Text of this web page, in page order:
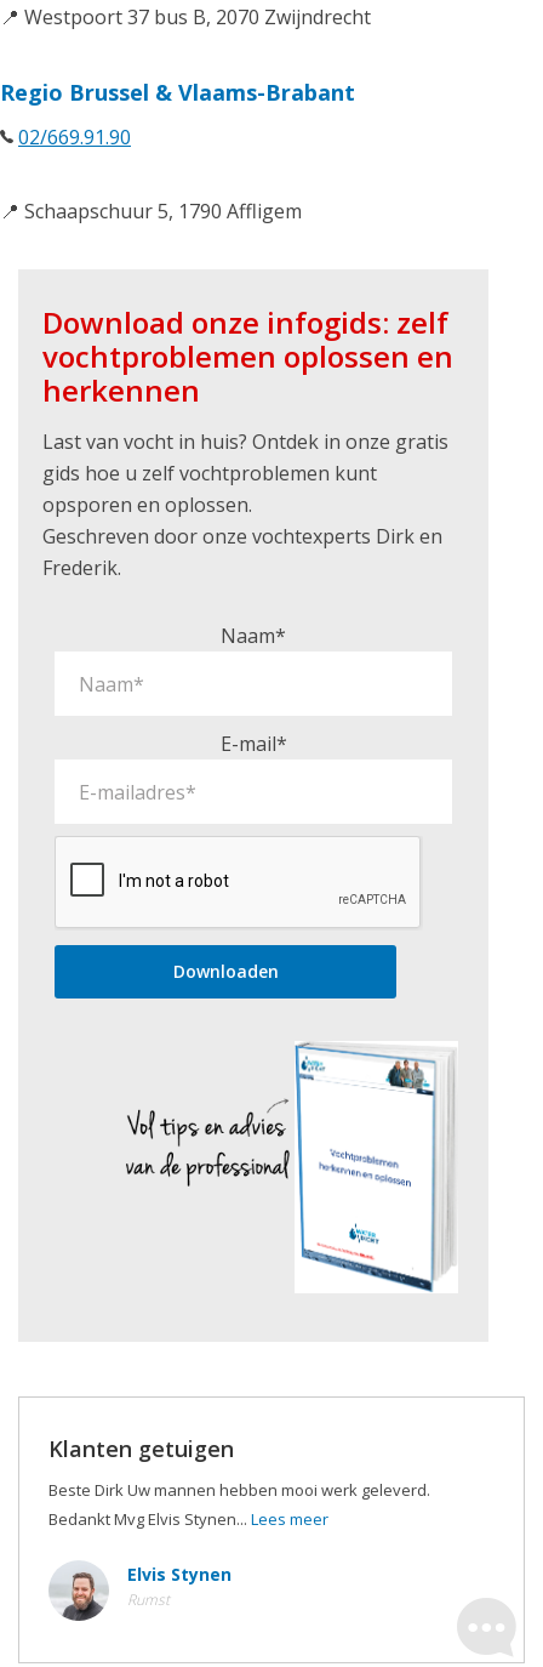
📍 Westpoort 37 bus B, 2070 Zwijndrecht
Regio Brussel & Vlaams-Brabant
02/669.91.90
📍 Schaapschuur 5, 1790 Affligem
Download onze infogids: zelf
vochtproblemen oplossen en
herkennen
Last van vocht in huis? Ontdek in onze gratis
gids hoe u zelf vochtproblemen kunt
opsporen en oplossen.
Geschreven door onze vochtexperts Dirk en
Frederik.
Naam*
E-mail*
Klanten getuigen
Beste Dirk Uw mannen hebben mooi werk geleverd.
Bedankt Mvg Elvis Stynen... Lees meer
Elvis Stynen
Rumst